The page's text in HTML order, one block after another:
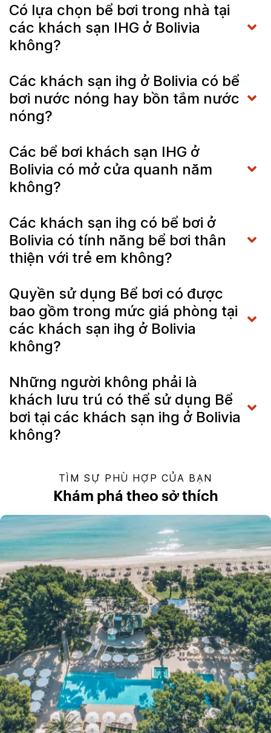
Có lựa chọn bể bơi trong nhà tại
các khách sạn IHG ở Bolivia
không?
Các khách sạn ihg ở Bolivia có bể
bơi nước nóng hay bồn tắm nước
nóng?
Các bể bơi khách sạn IHG ở
Bolivia có mở cửa quanh năm
không?
Các khách sạn ihg có bể bơi ở
Bolivia có tính năng bể bơi thân
thiện với trẻ em không?
Quyền sử dụng Bể bơi có được
bao gồm trong mức giá phòng tại
các khách sạn ihg ở Bolivia
không?
Những người không phải là
khách lưu trú có thể sử dụng Bể
bơi tại các khách sạn ihg ở Bolivia
không?
TÌM SỰ PHÙ HỢP CỦA BẠN
Khám phá theo sở thích